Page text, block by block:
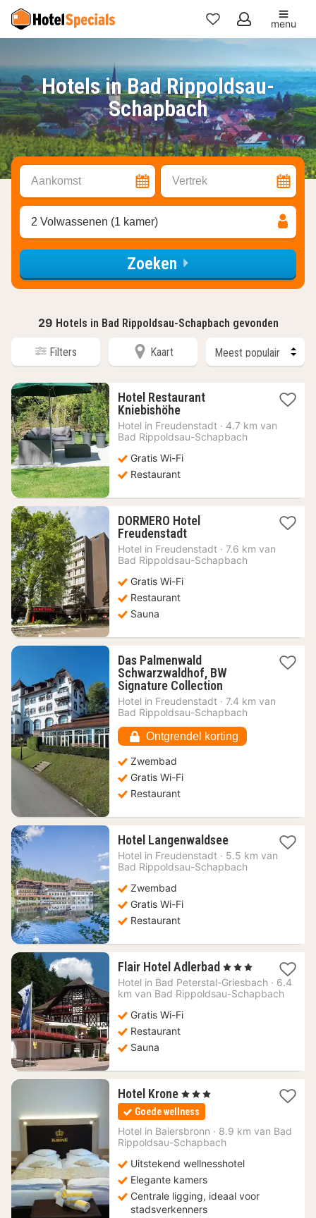
Mijn
menu
Hotels in Bad Rippoldsau-
Schapbach
Aankomst Vertrek
2 Volwassenen (1 kamer)
Zoeken
29 Hotels in Bad Rippoldsau-Schapbach gevonden
Filters Kaart
Hotel Restaurant
Kniebishöhe1
nacht
vanaf
€
Hotel in Freudenstadt · 4.7 km van
Bad Rippoldsau-Schapbach
Gratis Wi-Fi
Restaurant
DORMERO Hotel
Freudenstadt1
nacht
vanaf
Hotel in Freudenstadt · 7.6 km van
Bad Rippoldsau-Schapbach
Gratis Wi-Fi
Restaurant
Sauna
Das Palmenwald
Schwarzwaldhof, BW
Signature Collection1
nacht
vanaf
€
Hotel in Freudenstadt · 7.4 km van
Bad Rippoldsau-Schapbach
Ontgrendel korting
Zwembad
Gratis Wi-Fi
Restaurant
Hotel Langenwaldsee1
nacht
vanaf
Hotel in Freudenstadt · 5.5 km van
Bad Rippoldsau-Schapbach
Zwembad
Gratis Wi-Fi
Restaurant
Flair Hotel Adlerbad 1
nacht
vanaf
112,15
, 3 Sterren
Hotel in Bad Peterstal-Griesbach · 6.4
km van Bad Rippoldsau-Schapbach
Gratis Wi-Fi
Restaurant
Sauna
Hotel Krone 1
nacht
vanaf
156,40
€
, 3 Sterren
Goede wellness
Hotel in Baiersbronn · 8.9 km van Bad
Rippoldsau-Schapbach
Uitstekend wellnesshotel
Elegante kamers
Centrale ligging, ideaal voor
stadsverkenners